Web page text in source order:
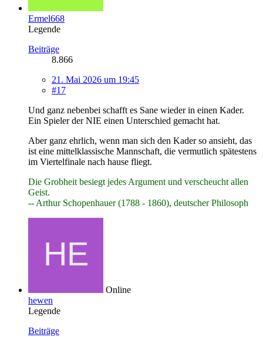
Ermel668
Legende
Beiträge
8.866
21. Mai 2026 um 19:45
#17
Und ganz nebenbei schafft es Sane wieder in einen Kader.
Ein Spieler der NIE einen Unterschied gemacht hat.
Aber ganz ehrlich, wenn man sich den Kader so ansieht, das
ist eine mittelklassische Mannschaft, die vermutlich spätestens
im Viertelfinale nach hause fliegt.
Die Grobheit besiegt jedes Argument und verscheucht allen
Geist.
-- Arthur Schopenhauer (1788 - 1860), deutscher Philosoph
Online
hewen
Legende
Beiträge